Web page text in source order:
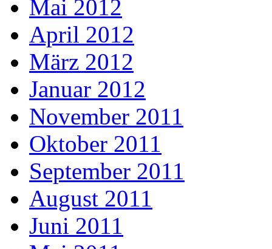
Mai 2012
April 2012
März 2012
Januar 2012
November 2011
Oktober 2011
September 2011
August 2011
Juni 2011